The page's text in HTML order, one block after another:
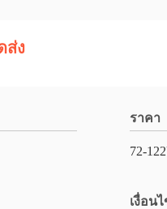
ส่ง
ราคา
72-
เงื่อน